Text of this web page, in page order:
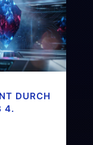
DURCH
4.